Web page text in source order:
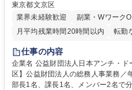
東京都文京区
業界未経験歓迎
副業・Wワーク
月平均残業時間20時間以内
転勤
賞与あり
育休あり
食事補助あり
仕事の内容
企業名 公益財団法人日本アンチ・ドーピング機構
区】公益財団法人の総務人事業務／年間休日125日 仕
部長1名、課長1名、メンバー2名で